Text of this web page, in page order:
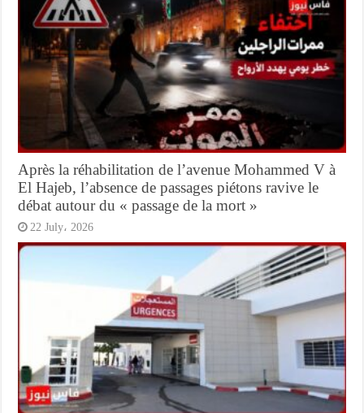
Après la réhabilitation de l’avenue Mohammed V à
El Hajeb, l’absence de passages piétons ravive le
débat autour du « passage de la mort »
22 July، 2026